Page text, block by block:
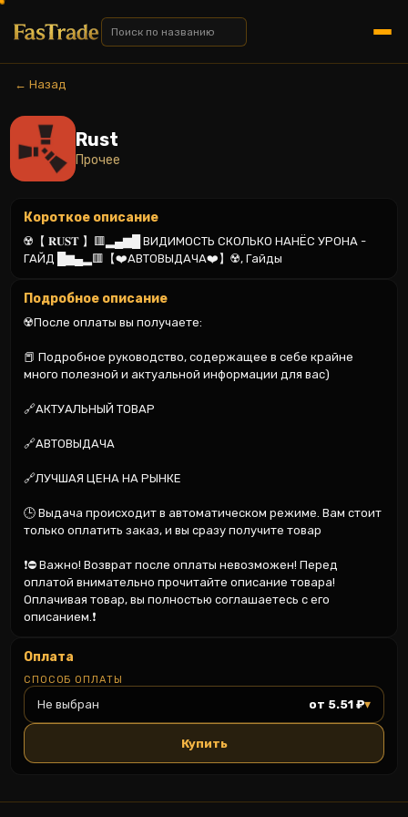
← Назад
Rust
Прочее
Короткое описание
☢️【 𝐑𝐔𝐒𝐓 】🟥▂▄▆█ ВИДИМОСТЬ СКОЛЬКО НАНЁС УРОНА -
ГАЙД █▆▄▂🟥【❤️АВТОВЫДАЧА❤️】☢️, Гайды
Подробное описание
☢️После оплаты вы получаете:
📕 Подробное руководство, содержащее в себе крайне
много полезной и актуальной информации для вас)
🔗АКТУАЛЬНЫЙ ТОВАР
🔗АВТОВЫДАЧА
🔗ЛУЧШАЯ ЦЕНА НА РЫНКЕ
🕒 Выдача происходит в автоматическом режиме. Вам стоит
только оплатить заказ, и вы сразу получите товар
❗️⛔ Важно! Возврат после оплаты невозможен! Перед
оплатой внимательно прочитайте описание товара!
Оплачивая товар, вы полностью соглашаетесь с его
описанием.❗️
Оплата
СПОСОБ ОПЛАТЫ
Не выбран от 5.51 ₽▾
Купить